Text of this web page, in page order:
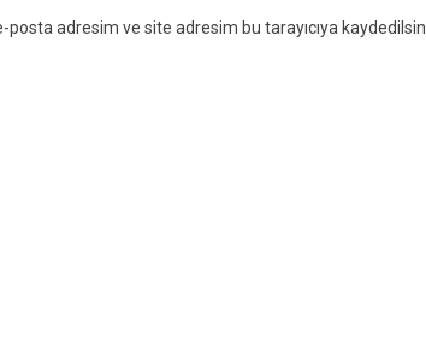
posta adresim ve site adresim bu tarayıcıya kaydedilsin.